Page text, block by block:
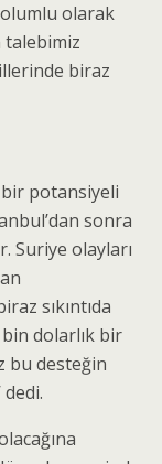
olumlu olarak
talebimiz
biraz
bir potansiyeli
sonra
Suriye olayları
sıkıntıda
dolarlık bir
bu desteğin